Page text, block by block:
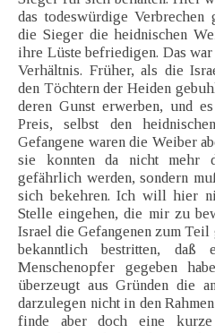
das todeswürdige
die Sieger die heidnischen
ihre Lüste befriedigen. Das
Verhältnis. Früher, als die
den Töchtern der Heiden
deren Gunst erwerben, und
Preis, selbst den
Gefangene waren die Weiber
sie konnten da nicht mehr
gefährlich werden, sondern
sich bekehren. Ich will hier
Stelle eingehen, die mir zu
Israel die Gefangenen zum
bekanntlich bestritten,
Menschenopfer gegeben
überzeugt aus Gründen die
darzulegen nicht in den
finde aber doch eine